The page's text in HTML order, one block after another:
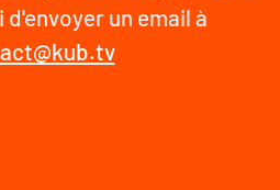
un email à